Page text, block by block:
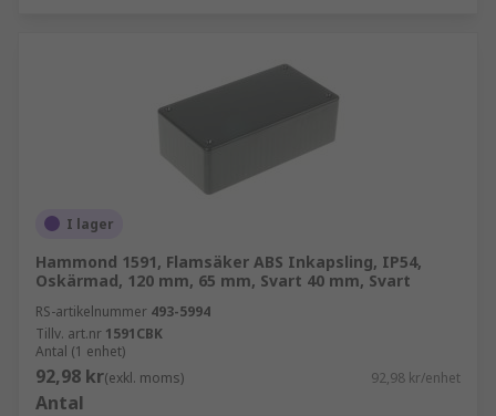
I lager
Hammond 1591, Flamsäker ABS Inkapsling, IP54,
Oskärmad, 120 mm, 65 mm, Svart 40 mm, Svart
RS-artikelnummer 493-5994
Tillv. art.nr 1591CBK
Antal (1 enhet)
92,98 kr(exkl. moms) 92,98 kr/enhet
Antal